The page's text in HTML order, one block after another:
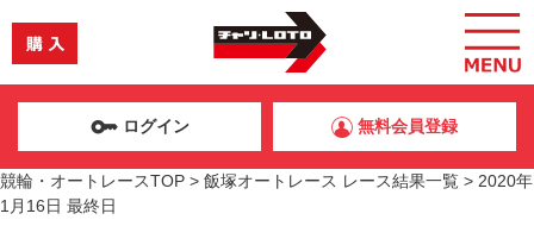
ログイン 無料会員登録
競輪・オートレースTOP > 飯塚オートレース レース結果一覧 > 2020年
1月16日 最終日